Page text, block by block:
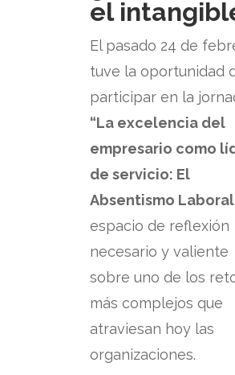
el
El pasado 24 de
tuve la oportunidad
participar en la
“La excelencia del
empresario como
de servicio: El
Absentismo
espacio de reflexión
necesario y valiente
sobre uno de los
más complejos que
atraviesan hoy las
organizaciones.